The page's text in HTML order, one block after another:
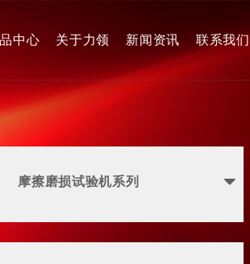
中心 关于力领 新闻资讯 联系我们
摩擦磨损试验机系列